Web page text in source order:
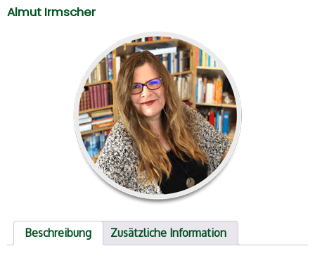
Almut Irmscher
Beschreibung Zusätzliche Information